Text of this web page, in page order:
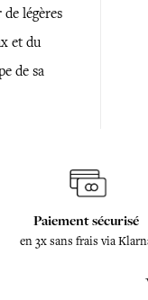
légères
et du
de sa
Paiement sécurisé
en 3x sans frais via